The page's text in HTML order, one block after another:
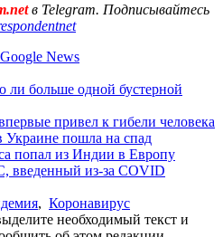
в Telegram. Подписывайтесь
News
ли больше одной бустерной
привел к гибели человека
Украине пошла на спад
попал из Индии в Европу
из-за COVID
, Коронавирус
необходимый текст и